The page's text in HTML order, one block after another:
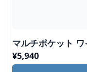
マルチポケット
¥5,940